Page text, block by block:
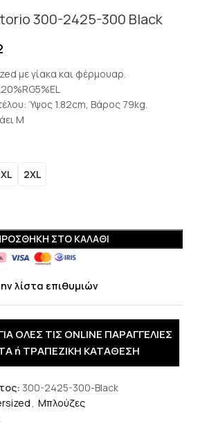
300-2425-300 Black
με γίακα και φέρμουαρ.
Ύψος 1.82cm, Βάρος 79kg.
M
XL 2XL
ΣΤΟ ΚΑΛΆΘΙ
λίστα επιθυμιών
ΟΛΕΣ ΤΙΣ ONLINE ΠΑΡΑΓΓΕΛΙΕΣ
ή ΤΡΑΠΕΖΙΚΗ ΚΑΤΑΘΕΣΗ
300-2425-300-Black
, Μπλούζες